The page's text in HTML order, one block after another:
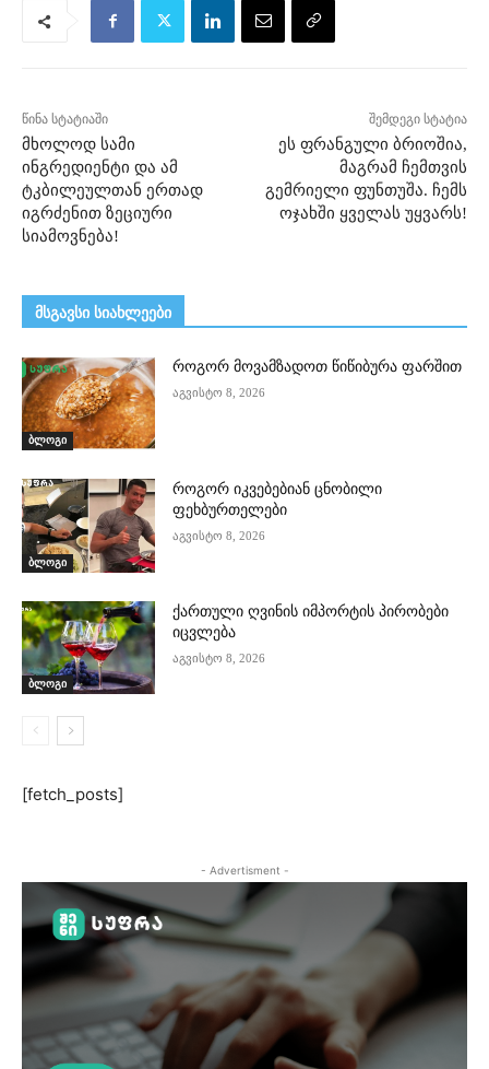
წინა სტატიაში
მხოლოდ სამი
ინგრედიენტი და ამ
ტკბილეულთან ერთად
იგრძენით ზეციური
სიამოვნება!
შემდეგი სტატია
ეს ფრანგული ბრიოშია,
მაგრამ ჩემთვის
გემრიელი ფუნთუშა. ჩემს
ოჯახში ყველას უყვარს!
მსგავსი სიახლეები
ბლოგი
როგორ მოვამზადოთ წიწიბურა ფარშით
აგვისტო 8, 2026
ბლოგი
როგორ იკვებებიან ცნობილი
ფეხბურთელები
აგვისტო 8, 2026
ბლოგი
ქართული ღვინის იმპორტის პირობები
იცვლება
აგვისტო 8, 2026
[fetch_posts]
- Advertisment -